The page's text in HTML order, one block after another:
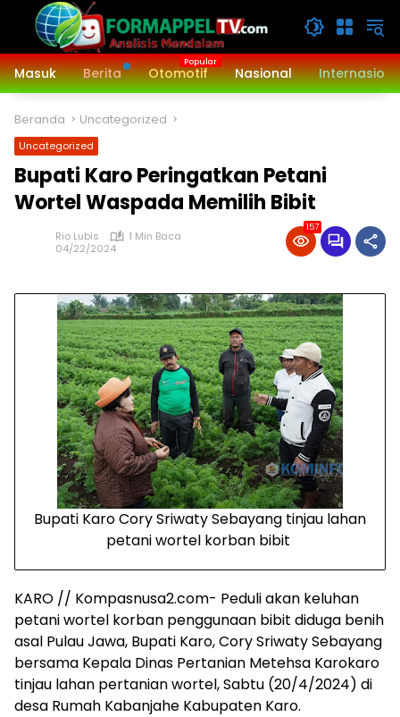
Langsung
konten
Masuk
Berita Otomotif Nasional
Beranda Uncategorized
Uncategorized
Bupati Karo Peringatkan Petani
Wortel Waspada Memilih Bibit
Rio Lubis
1 Min Baca
04/22/2024
157
Bupati Karo Cory Sriwaty Sebayang tinjau lahan
petani wortel korban bibit
KARO // Kompasnusa2.com- Peduli akan keluhan
petani wortel korban penggunaan bibit diduga benih
asal Pulau Jawa, Bupati Karo, Cory Sriwaty Sebayang
bersama Kepala Dinas Pertanian Metehsa Karokaro
tinjau lahan pertanian wortel, Sabtu (20/4/2024) di
desa Rumah Kabanjahe Kabupaten Karo.